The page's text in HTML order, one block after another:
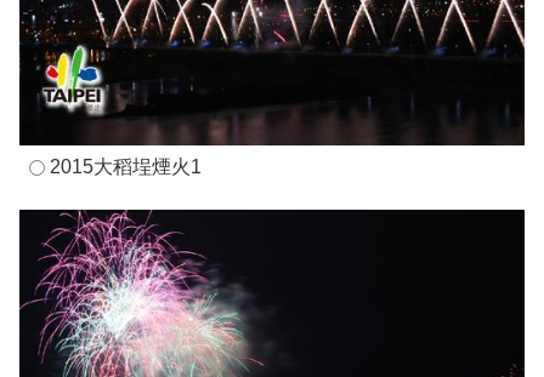
2015大稻埕煙火1